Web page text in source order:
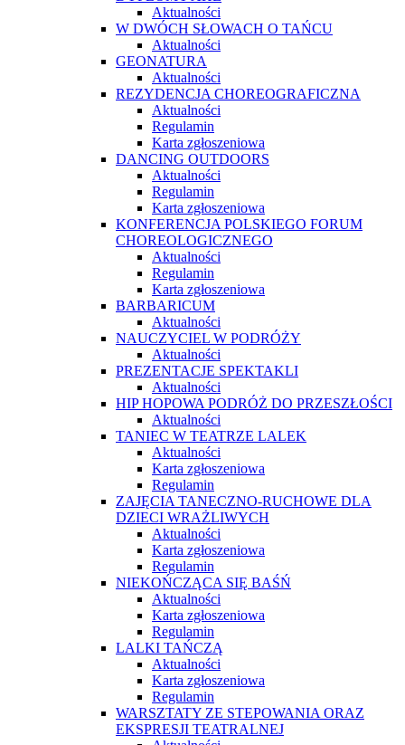
Aktualności
W DWÓCH SŁOWACH O TAŃCU
Aktualności
GEONATURA
Aktualności
REZYDENCJA CHOREOGRAFICZNA
Aktualności
Regulamin
Karta zgłoszeniowa
DANCING OUTDOORS
Aktualności
Regulamin
Karta zgłoszeniowa
KONFERENCJA POLSKIEGO FORUM
CHOREOLOGICZNEGO
Aktualności
Regulamin
Karta zgłoszeniowa
BARBARICUM
Aktualności
NAUCZYCIEL W PODRÓŻY
Aktualności
PREZENTACJE SPEKTAKLI
Aktualności
HIP HOPOWA PODRÓŻ DO PRZESZŁOŚCI
Aktualności
TANIEC W TEATRZE LALEK
Aktualności
Karta zgłoszeniowa
Regulamin
ZAJĘCIA TANECZNO-RUCHOWE DLA
DZIECI WRAŻLIWYCH
Aktualności
Karta zgłoszeniowa
Regulamin
NIEKOŃCZĄCA SIĘ BAŚŃ
Aktualności
Karta zgłoszeniowa
Regulamin
LALKI TAŃCZĄ
Aktualności
Karta zgłoszeniowa
Regulamin
WARSZTATY ZE STEPOWANIA ORAZ
EKSPRESJI TEATRALNEJ